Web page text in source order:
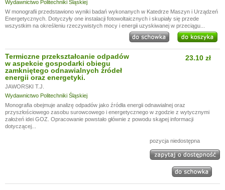
Wydawnictwo Politechniki Śląskiej
W monografii przedstawiono wyniki badań wykonanych w Katedrze Maszyn i Urządzeń
Energetycznych. Dotyczyły one instalacji fotowoltaicznych i skupiały się przede
wszystkim na określeniu rzeczywistych mocy i energii uzyskiwanej w przeciągu...
Termiczne przekształcanie odpadów
w aspekcie gospodarki obiegu
zamkniętego odnawialnych źródeł
energii oraz energetyki.
JAWORSKI T.J.
Wydawnictwo Politechniki Śląskiej
23.10 zł
Monografia obejmuje analizę odpadów jako źródła energii odnawialnej oraz
przyszłościowego zasobu surowcowego i energetycznego w zgodzie z wytycznymi
założeń idei GOZ. Opracowanie powstało głównie z powodu skąpej informacji
dotyczącej...
pozycja niedostępna